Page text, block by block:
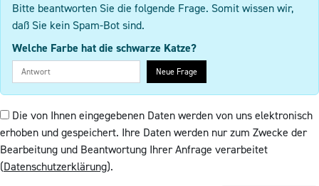
Bitte beantworten Sie die folgende Frage. Somit wissen wir,
daß Sie kein Spam-Bot sind.
Welche Farbe hat die schwarze Katze?
Neue Frage
Die von Ihnen eingegebenen Daten werden von uns elektronisch
erhoben und gespeichert. Ihre Daten werden nur zum Zwecke der
Bearbeitung und Beantwortung Ihrer Anfrage verarbeitet
(Datenschutzerklärung).